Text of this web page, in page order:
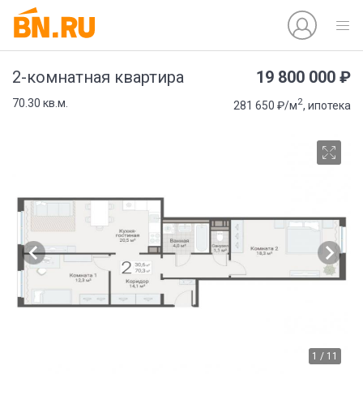
2-комнатная квартира 19 800 000 ₽
70.30 кв.м. 281 650 ₽/м2, ипотека
1 / 11